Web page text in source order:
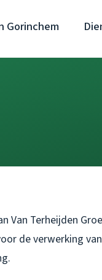
Gorinchem
Van Terheijden
de verwerking